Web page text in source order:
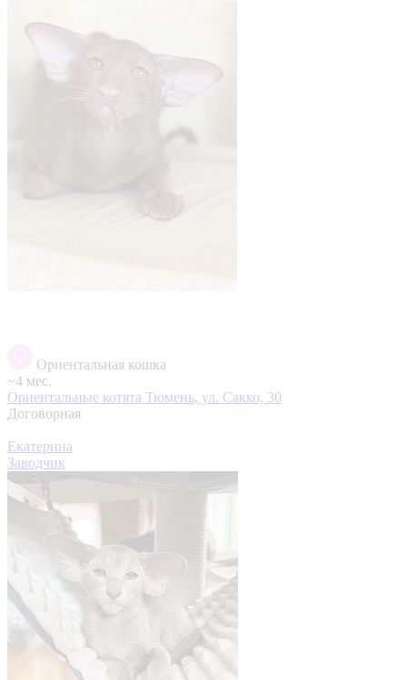
Ориентальная кошка
~4 мес.
Ориентальные котята Тюмень, ул. Сакко, 30
Договорная
Екатерина
Заводчик